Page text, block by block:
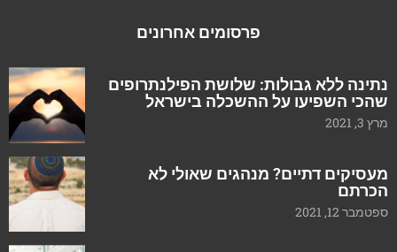
פרסומים אחרונים
נתינה ללא גבולות: שלושת הפילנתרופים
שהכי השפיעו על ההשכלה בישראל
מרץ 3, 2021
מעסיקים דתיים? מנהגים שאולי לא
הכרתם
ספטמבר 12, 2021